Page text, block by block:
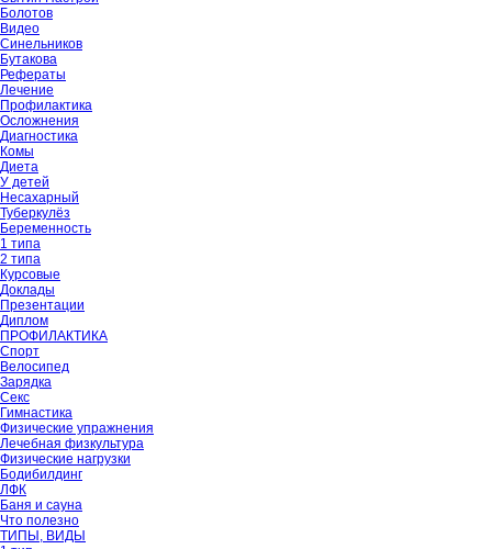
Болотов
Видео
Синельников
Бутакова
Рефераты
Лечение
Профилактика
Осложнения
Диагностика
Комы
Диета
У детей
Несахарный
Туберкулёз
Беременность
1 типа
2 типа
Курсовые
Доклады
Презентации
Диплом
ПРОФИЛАКТИКА
Спорт
Велосипед
Зарядка
Секс
Гимнастика
Физические упражнения
Лечебная физкультура
Физические нагрузки
Бодибилдинг
ЛФК
Баня и сауна
Что полезно
ТИПЫ, ВИДЫ